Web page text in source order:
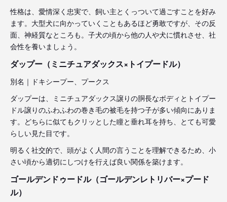
性格は、愛情深く忠実で、飼い主とくっついて過ごすことを好み
ます。大型犬に向かっていくこともあるほど勇敢ですが、その反
面、神経質なところも。子犬の頃から他の人や犬に慣れさせ、社
会性を養いましょう。
ダップー（ミニチュアダックス×トイプードル）
別名｜ドキシープー、プークス
ダップーは、ミニチュアダックス譲りの胴長なボディとトイプー
ドル譲りのふわふわの巻き毛の被毛を持つ子が多い傾向にありま
す。どちらに似てもクリッとした瞳と垂れ耳を持ち、とても可愛
らしい見た目です。
明るく社交的で、頭がよく人間の言うことを理解できるため、小
さい頃から適切にしつけを行えば良い関係を築けます。
ゴールデンドゥードル（ゴールデンレトリバー×プード
ル）